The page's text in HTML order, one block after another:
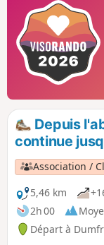
magnifique
! La randonnée
une montée raide
rocheuses et
qui mènent à la
étroits et raides. Il
BARRIÈRE DE
donc c'est pas
des enfants ou si
Depuis
continue
Association /
5,46 km
2h 00
Départ à